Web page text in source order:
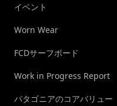
イベント
Worn Wear
FCDサーフボード
Work in Progress Report
パタゴニアのコアバリュー